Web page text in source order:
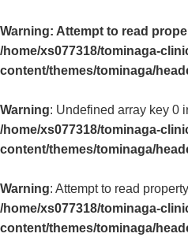
Warning: Attempt to read
/home/xs077318/tominaga-
content/themes/tominaga/
Warning: Undefined array key 0
/home/xs077318/tominaga-
content/themes/tominaga/
Warning: Attempt to read
/home/xs077318/tominaga-
content/themes/tominaga/